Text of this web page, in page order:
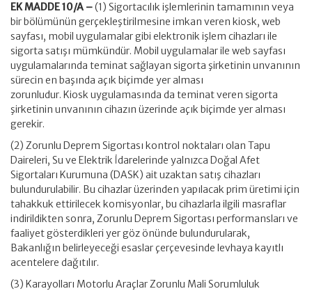
EK MADDE 10/A –(1) Sigortacılık işlemlerinin tamamının veya
bir bölümünün gerçekleştirilmesine imkan veren kiosk, web
sayfası, mobil uygulamalar gibi elektronik işlem cihazları ile
sigorta satışı mümkündür. Mobil uygulamalar ile web sayfası
uygulamalarında teminat sağlayan sigorta şirketinin unvanının
sürecin en başında açık biçimde yer alması
zorunludur. Kiosk uygulamasında da teminat veren sigorta
şirketinin unvanının cihazın üzerinde açık biçimde yer alması
gerekir.
(2) Zorunlu Deprem Sigortası kontrol noktaları olan Tapu
Daireleri, Su ve Elektrik İdarelerinde yalnızca Doğal Afet
Sigortaları Kurumuna (DASK) ait uzaktan satış cihazları
bulundurulabilir. Bu cihazlar üzerinden yapılacak prim üretimi için
tahakkuk ettirilecek komisyonlar, bu cihazlarla ilgili masraflar
indirildikten sonra, Zorunlu Deprem Sigortası performansları ve
faaliyet gösterdikleri yer göz önünde bulundurularak,
Bakanlığın belirleyeceği esaslar çerçevesinde levhaya kayıtlı
acentelere dağıtılır.
(3) Karayolları Motorlu Araçlar Zorunlu Mali Sorumluluk